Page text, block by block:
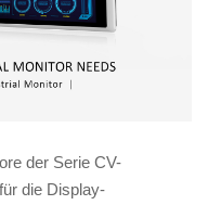
der Serie CV-
die Display-